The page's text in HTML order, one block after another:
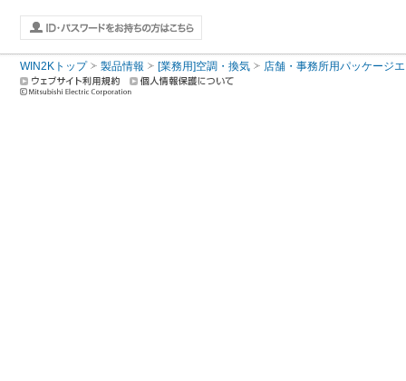
WIN2Kトップ 製品情報 [業務用]空調・換気 店舗・事務所用パッケージ